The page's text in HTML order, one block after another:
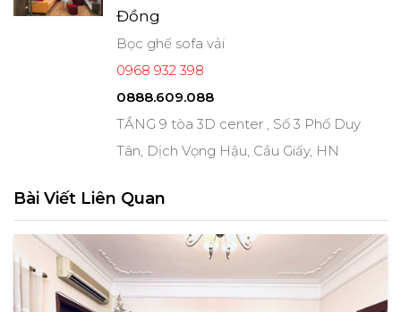
Đồng
Bọc ghế sofa vải
0968 932 398
0888.609.088
TẦNG 9 tòa 3D center , Số 3 Phố Duy
Tân, Dịch Vọng Hậu, Cầu Giấy, HN
Bài Viết Liên Quan